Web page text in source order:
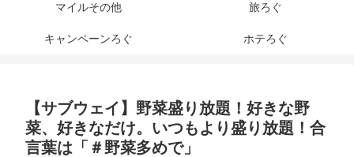
マイルその他 旅ろぐ
キャンペーンろぐ ホテろぐ
【サブウェイ】野菜盛り放題！好きな野
菜、好きなだけ。いつもより盛り放題！合
言葉は「＃野菜多めで」